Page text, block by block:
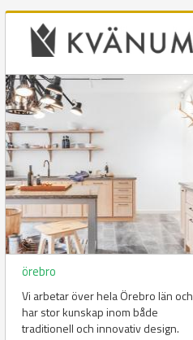
örebro
Vi arbetar över hela Örebro län och
har stor kunskap inom både
traditionell och innovativ design.